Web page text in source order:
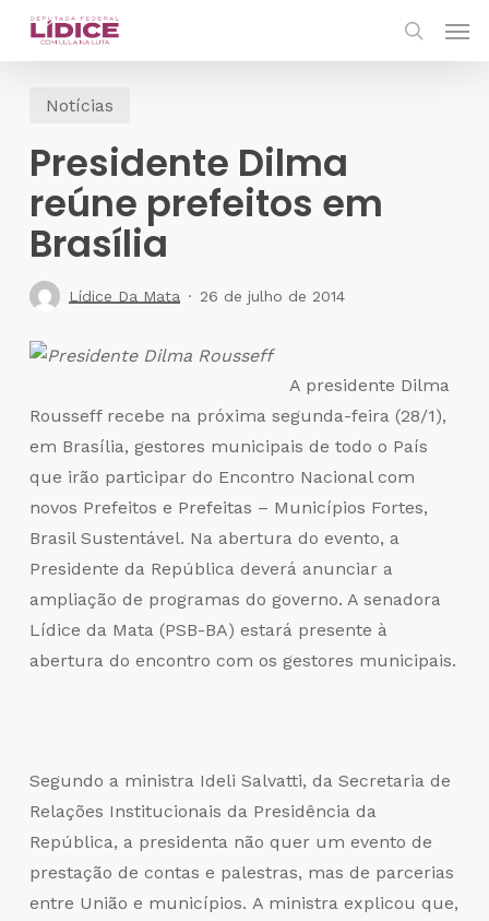
Skip
contentNotícias
Presidente Dilma
reúne prefeitos em
Brasília
Lídice Da Mata 26 de julho de 2014
A presidente Dilma
Rousseff recebe na próxima segunda-feira (28/1),
em Brasília, gestores municipais de todo o País
que irão participar do Encontro Nacional com
novos Prefeitos e Prefeitas – Municípios Fortes,
Brasil Sustentável. Na abertura do evento, a
Presidente da República deverá anunciar a
ampliação de programas do governo. A senadora
Lídice da Mata (PSB-BA) estará presente à
abertura do encontro com os gestores municipais.
Segundo a ministra Ideli Salvatti, da Secretaria de
Relações Institucionais da Presidência da
República, a presidenta não quer um evento de
prestação de contas e palestras, mas de parcerias
entre União e municípios. A ministra explicou que,